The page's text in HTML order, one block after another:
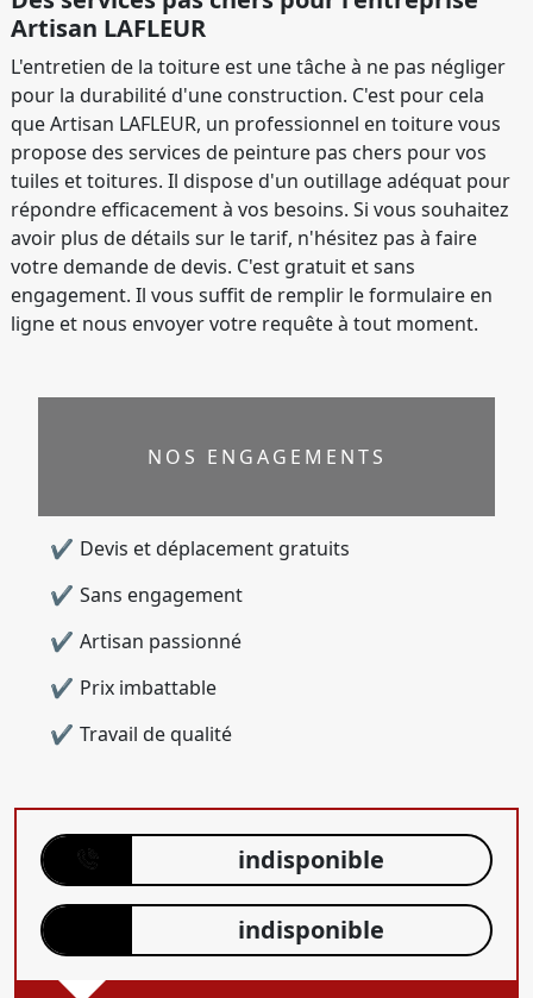
Artisan LAFLEUR
L'entretien de la toiture est une tâche à ne pas négliger
pour la durabilité d'une construction. C'est pour cela
que Artisan LAFLEUR, un professionnel en toiture vous
propose des services de peinture pas chers pour vos
tuiles et toitures. Il dispose d'un outillage adéquat pour
répondre efficacement à vos besoins. Si vous souhaitez
avoir plus de détails sur le tarif, n'hésitez pas à faire
votre demande de devis. C'est gratuit et sans
engagement. Il vous suffit de remplir le formulaire en
ligne et nous envoyer votre requête à tout moment.
NOS ENGAGEMENTS
Devis et déplacement gratuits
Sans engagement
Artisan passionné
Prix imbattable
Travail de qualité
indisponible
indisponible